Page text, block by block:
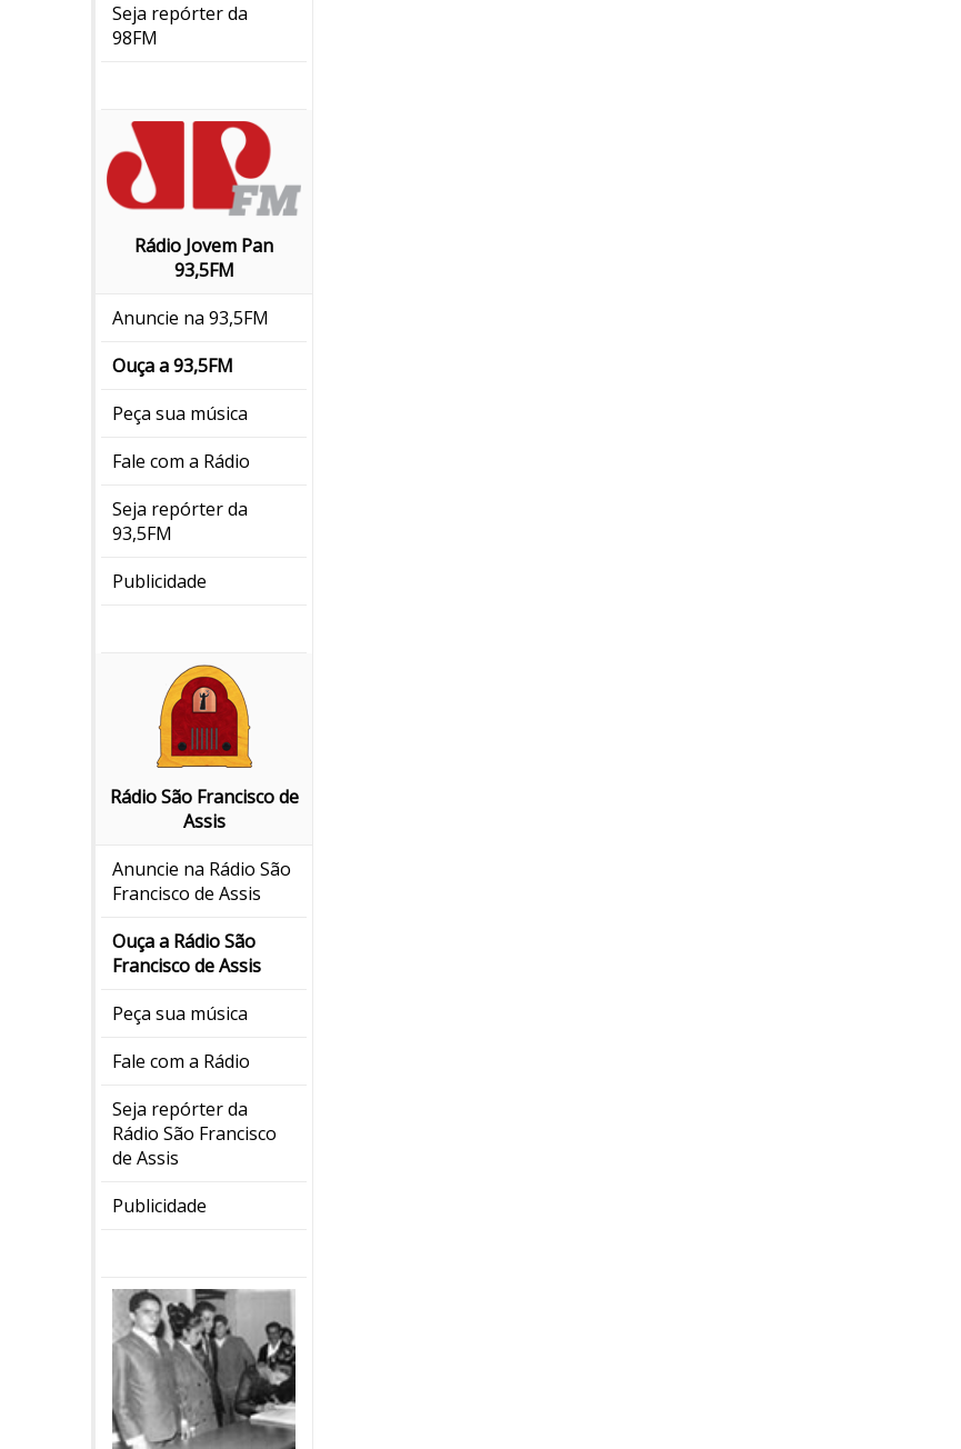
Seja repórter da
98FM
Rádio Jovem Pan
93,5FM
Anuncie na 93,5FM
Ouça a 93,5FM
Peça sua música
Fale com a Rádio
Seja repórter da
93,5FM
Publicidade
Rádio São Francisco de
Assis
Anuncie na Rádio São
Francisco de Assis
Ouça a Rádio São
Francisco de Assis
Peça sua música
Fale com a Rádio
Seja repórter da
Rádio São Francisco
de Assis
Publicidade